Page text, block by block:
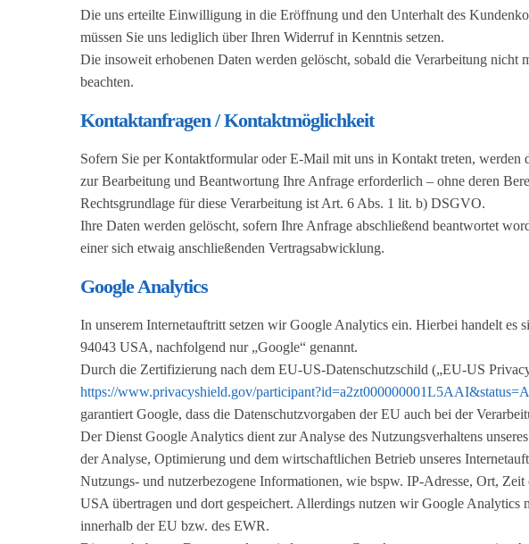
Die uns erteilte Einwilligung in die Eröffnung und den Unterhalt des
müssen Sie uns lediglich über Ihren Widerruf in Kenntnis setzen.
Die insoweit erhobenen Daten werden gelöscht, sobald die Verarbeitung
beachten.
Kontaktanfragen / Kontaktmöglichkeit
Sofern Sie per Kontaktformular oder E-Mail mit uns in Kontakt treten,
zur Bearbeitung und Beantwortung Ihre Anfrage erforderlich – ohne deren
Rechtsgrundlage für diese Verarbeitung ist Art. 6 Abs. 1 lit. b) DSGVO.
Ihre Daten werden gelöscht, sofern Ihre Anfrage abschließend beantwortet
einer sich etwaig anschließenden Vertragsabwicklung.
Google Analytics
In unserem Internetauftritt setzen wir Google Analytics ein. Hierbei handelt
94043 USA, nachfolgend nur „Google“ genannt.
Durch die Zertifizierung nach dem EU-US-Datenschutzschild („EU-US
https://www.privacyshield.gov/
garantiert Google, dass die Datenschutzvorgaben der EU auch bei der
Der Dienst Google Analytics dient zur Analyse des Nutzungsverhaltens
der Analyse, Optimierung und dem wirtschaftlichen Betrieb unseres
Nutzungs- und nutzerbezogene Informationen, wie bspw. IP-Adresse, Ort,
USA übertragen und dort gespeichert. Allerdings nutzen wir Google
innerhalb der EU bzw. des EWR.